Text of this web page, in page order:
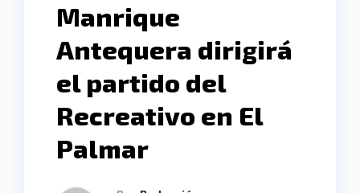
Manrique
Antequera dirigirá
el partido del
Recreativo en El
Palmar